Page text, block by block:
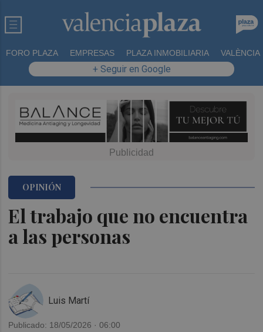
FORO PLAZA EMPRESAS PLAZA INMOBILIARIA VALÈNCIA
+ Seguir en Google
El trabajo que no encuentra
a las personas
OPINIÓN
Luis Martí
Publicado: 18/05/2026 · 06:00